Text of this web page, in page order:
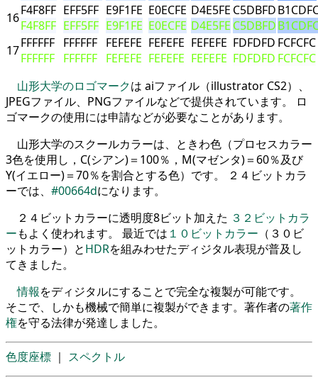
16F4F8FF
F4F8FF
EFF5FF
EFF5FF
E9F1FE
E9F1FE
E0ECFE
E0ECFE
D4E5FE
D4E5FE
C5DBFD
C5DBFD
17FFFFFF
FFFFFF
FFFFFF
FFFFFF
FEFEFE
FEFEFE
FEFEFE
FEFEFE
FEFEFE
FEFEFE
FDFDFD
FDFDFD
FCFCFC
FCFCFC
山形大学のロゴマークは aiファイル（illustrator CS2）、
JPEGファイル、PNGファイルなどで提供されています。 ロ
ゴマークの使用には申請などが必要なことがあります。
山形大学のスクールカラーは、ときわ色（プロセスカラー
3色を使用し，C(シアン)＝100％，M(マゼンタ)＝60％及び
Y(イエロー)＝70％を割合とする色）です。 ２４ビットカラ
ーでは、 #00664dになります。
２４ビットカラーに透明度8ビット加えた ３２ビットカラ
ーもよく使われます。 最近では １０ビットカラー （３０ビ
ットカラー）とHDRを組みわせたディジタル表現が普及し
てきました。
情報をディジタルにすることで完全な複製が可能です。
そこで、しかも機械で簡単に複製ができます。著作者の著作
権を守る法律が発達しました。
色度座標 ｜ スペクトル